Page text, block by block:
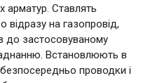
арматур. Ставлять
відразу на газопровід,
до застосовуваному
Встановлюють в
проводки і